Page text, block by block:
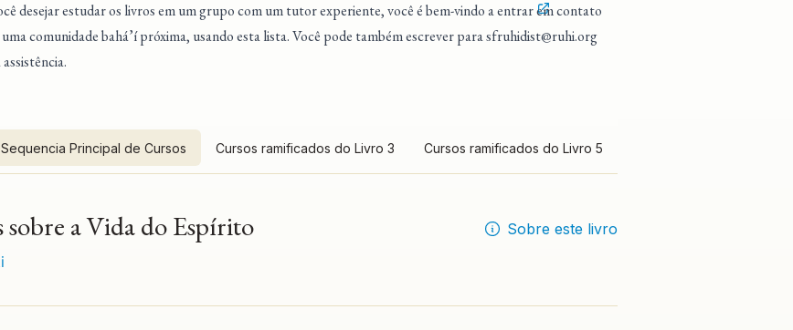
desejar estudar os livros em um grupo com um tutor experiente, você é bem-vindo a entrarem contato
comunidade bahá’í próxima, usando esta lista. Você pode também escrever parasfruhidist@ruhi.org
Sequencia Principal de Cursos Cursos ramificados do Livro 3 Cursos ramificados do Livro 5
a Vida do Espírito
Sobre este livro